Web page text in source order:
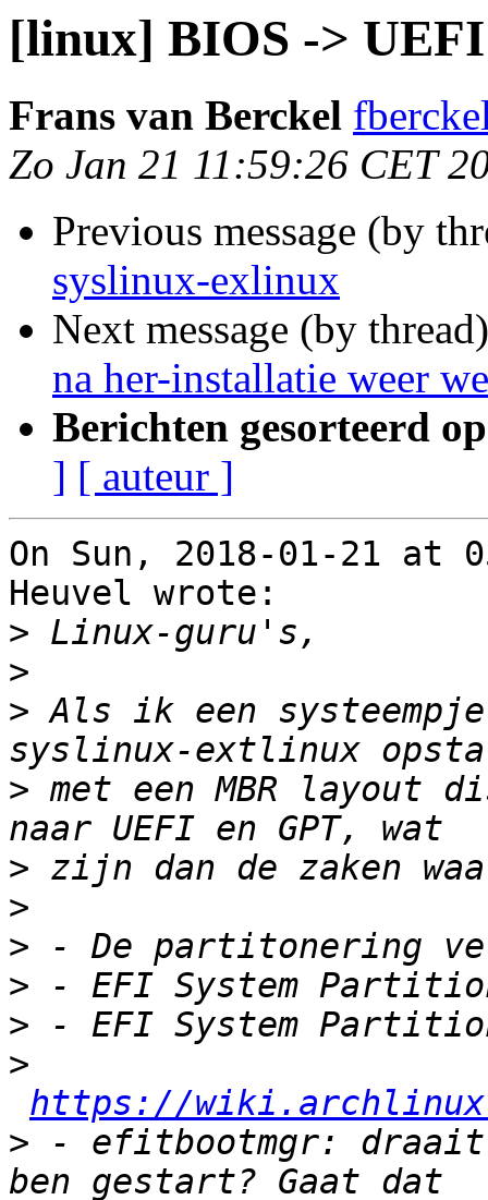
[linux] BIOS ->
Frans van Berckel
Zo Jan 21 11:59:26 CET
Previous message (by
syslinux-exlinux
Next message (by
na her-installatie weer
Berichten gesorteerd
] [ auteur ]
On Sun, 2018-01-21 at
Heuvel wrote:
>
>
> Als ik een
> met een MBR layout
>
>
>
>
>
>
https://
> - efitbootmgr: